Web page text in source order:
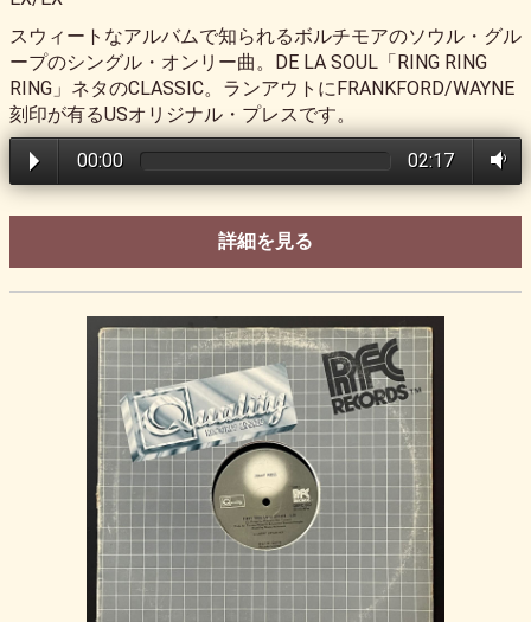
スウィートなアルバムで知られるボルチモアのソウル・グル
ープのシングル・オンリー曲。DE LA SOUL「RING RING
RING」ネタのCLASSIC。ランアウトにFRANKFORD/WAYNE
刻印が有るUSオリジナル・プレスです。
00:00 02:17
詳細を見る